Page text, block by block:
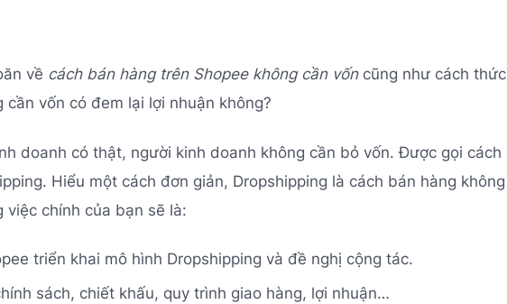
về cách bán hàng trên Shopee không cần vốncũng như cách thức
vốn có đem lại lợi nhuận không?
doanh có thật, người kinh doanh không cần bỏ vốn. Được gọi cách
Hiểu một cách đơn giản, Dropshipping là cách bán hàng không
việc chính của bạn sẽ là:
triển khai mô hình Dropshipping và đề nghị cộng tác.
sách, chiết khấu, quy trình giao hàng, lợi nhuận…